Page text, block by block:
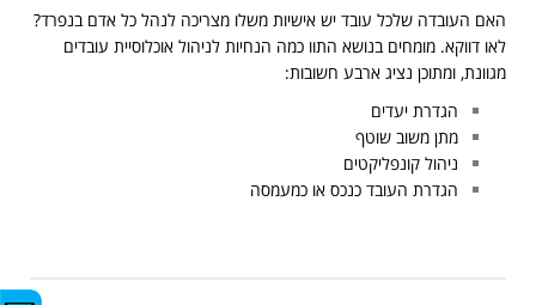
האם העובדה שלכל עובד יש אישיות משלו מצריכה לנהל כל אדם בנפרד?
לאו דווקא. מומחים בנושא התוו כמה הנחיות לניהול אוכלוסיית עובדים
מגוונת, ומתוכן נציג ארבע חשובות:
הגדרת יעדים
מתן משוב שוטף
ניהול קונפליקטים
הגדרת העובד כנכס או כמעמסה